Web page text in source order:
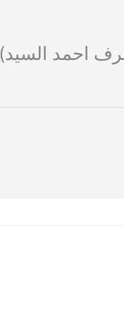
احمد السيد)